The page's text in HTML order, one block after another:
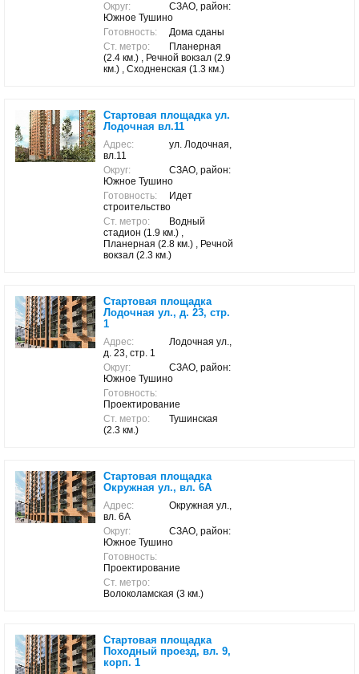
Округ:
СЗАО, район:
Южное Тушино
Готовность:
Дома сданы
Ст. метро:
Планерная
(2.4 км.) , Речной вокзал (2.9
км.) , Сходненская (1.3 км.)
Стартовая площадка ул.
Лодочная вл.11
Адрес:
ул. Лодочная,
вл.11
Округ:
СЗАО, район:
Южное Тушино
Готовность:
Идет
строительство
Ст. метро:
Водный
стадион (1.9 км.) ,
Планерная (2.8 км.) , Речной
вокзал (2.3 км.)
Стартовая площадка
Лодочная ул., д. 23, стр.
1
Адрес:
Лодочная ул.,
д. 23, стр. 1
Округ:
СЗАО, район:
Южное Тушино
Готовность:
Проектирование
Ст. метро:
Тушинская
(2.3 км.)
Стартовая площадка
Окружная ул., вл. 6А
Адрес:
Окружная ул.,
вл. 6А
Округ:
СЗАО, район:
Южное Тушино
Готовность:
Проектирование
Ст. метро:
Волоколамская (3 км.)
Стартовая площадка
Походный проезд, вл. 9,
корп. 1